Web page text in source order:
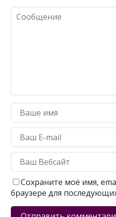
Сохраните моё имя,
браузере для